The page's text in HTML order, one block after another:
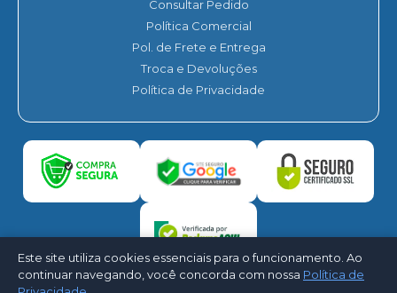
Consultar Pedido
Política Comercial
Pol. de Frete e Entrega
Troca e Devoluções
Política de Privacidade
Este site utiliza cookies essenciais para o funcionamento. Ao
continuar navegando, você concorda com nossa Política de